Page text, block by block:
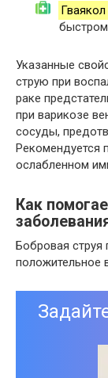
Гваякол
Указанные
струю при
раке
при варикозе
сосуды,
Рекомендуется
ослабленном
Как
Бобровая струя
положительное